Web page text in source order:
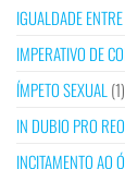
IGUALDADE
IMPERATIVO DE
ÍMPETO SEXUAL (1)
IN DUBIO PRO REO
INCITAMENTO AO